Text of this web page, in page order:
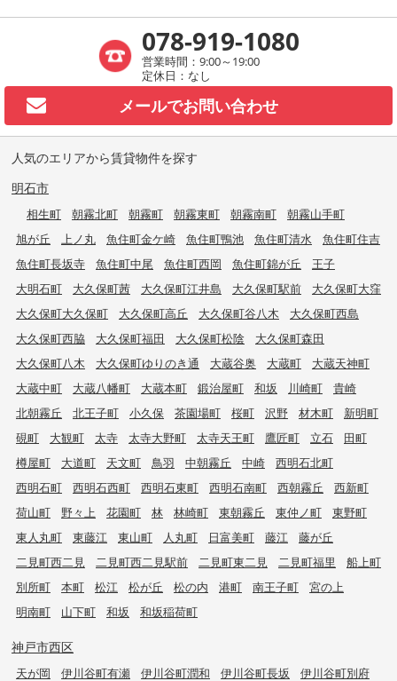
078-919-1080
営業時間：9:00～19:00
定休日：なし
メールでお問い合わせ
人気のエリアから賃貸物件を探す
明石市
相生町 朝霧北町 朝霧町 朝霧東町 朝霧南町
朝霧山手町
旭が丘
上ノ丸 魚住町金ケ崎 魚住町鴨池 魚住町清水
魚住町住吉
魚住町長坂寺
魚住町中尾 魚住町西岡 魚住町錦が丘
王子
大明石町
大久保町茜 大久保町江井島 大久保町駅前
大久保町大窪
大久保町大久保町
大久保町高丘 大久保町谷八木
大久保町西島
大久保町西脇
大久保町福田 大久保町松陰
大久保町森田
大久保町八木
大久保町ゆりのき通 大蔵谷奥 大蔵町
大蔵天神町
大蔵中町
大蔵八幡町 大蔵本町 鍛治屋町 和坂 川崎町
貴崎
北朝霧丘
北王子町 小久保 茶園場町 桜町 沢野 材木町
新明町
硯町
大観町 太寺 太寺大野町 太寺天王町 鷹匠町 立石
田町
樽屋町
大道町 天文町 鳥羽 中朝霧丘 中崎
西明石北町
西明石町
西明石西町 西明石東町 西明石南町 西朝霧丘
西新町
荷山町
野々上 花園町 林 林崎町 東朝霧丘 東仲ノ町
東野町
東人丸町
東藤江 東山町 人丸町 日富美町 藤江
藤が丘
二見町西二見
二見町西二見駅前 二見町東二見 二見町福里
船上町
別所町
本町 松江 松が丘 松の内 港町 南王子町
宮の上
明南町
山下町 和坂 和坂稲荷町
神戸市西区
天が岡 伊川谷町有瀬 伊川谷町潤和 伊川谷町長坂
伊川谷町別府